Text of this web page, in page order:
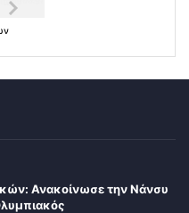
Ανακοίνωσε την Νάνσυ